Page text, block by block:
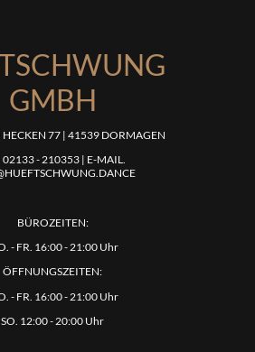
GMBH
HECKEN 77 | 41539 DORMAGEN
02133 - 210353 | E-MAIL.
BÜROZEITEN:
- FR. 16:00 - 21:00 Uhr
ÖFFNUNGSZEITEN:
- FR. 16:00 - 21:00 Uhr
SO. 12:00 - 20:00 Uhr